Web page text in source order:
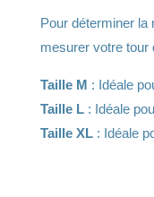
Pour déterminer la
mesurer votre tour
Taille M : Idéale
Taille L: Idéale
Taille XL: Idéale